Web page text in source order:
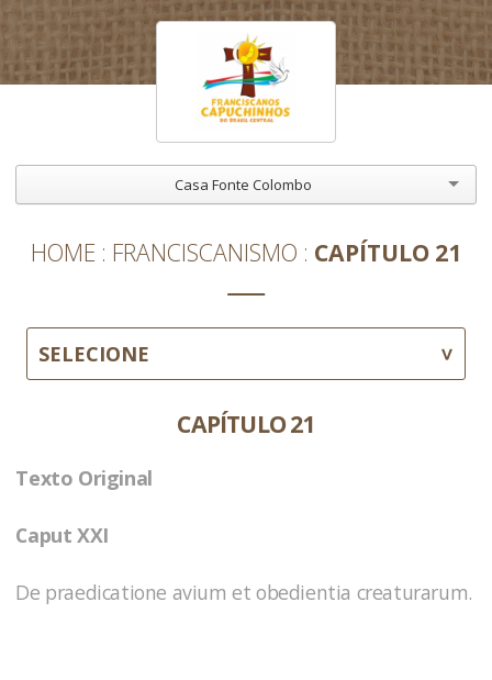
Casa Fonte Colombo
HOME FRANCISCANISMO CAPÍTULO 21
SELECIONE
CAPÍTULO 21
Texto Original
Caput XXI
De praedicatione avium et obedientia creaturarum.